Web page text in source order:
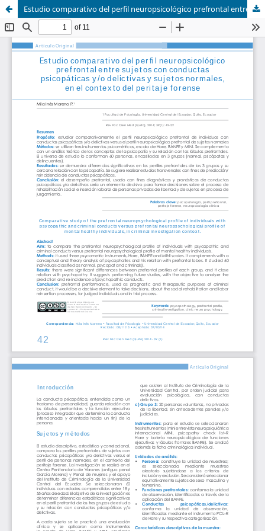
Estudio comparativo del perfil neuropsicológico prefrontal entre sujetos con conductas psicopáticas y/o delictivas y sujetos normales, en el contexto del peritaje forense